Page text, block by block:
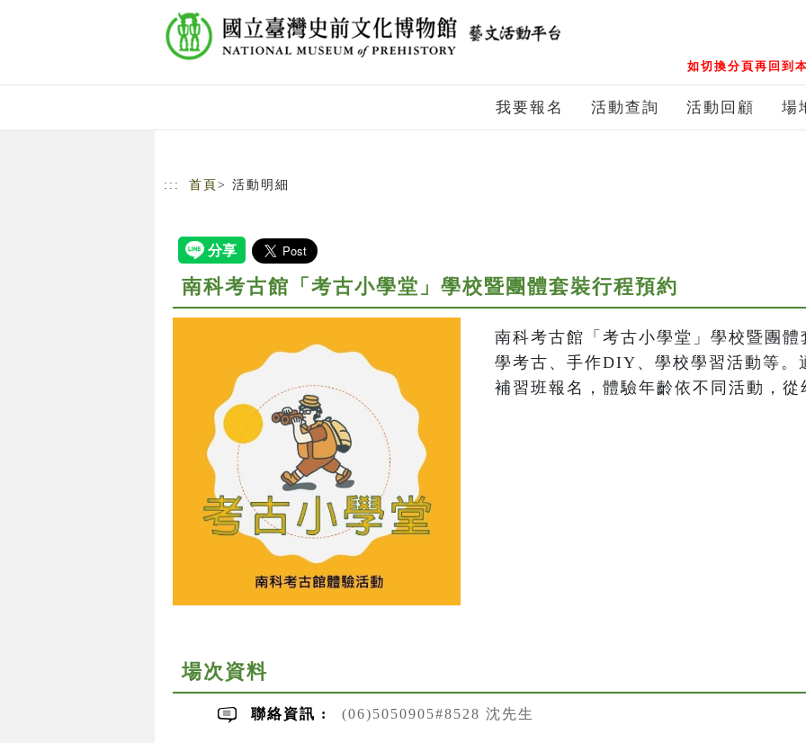
如切換分頁再回到
我要報名 活動查詢 活動回顧 場
::: 首頁 > 活動明細
南科考古館「考古小學堂」學校暨團體套裝行程預約
南科考古館「考古小學堂」學校暨團
學考古、手作DIY、學校學習活動等。
補習班報名，體驗年齡依不同活動，
場次資料
聯絡資訊 : (06)5050905#8528 沈先生